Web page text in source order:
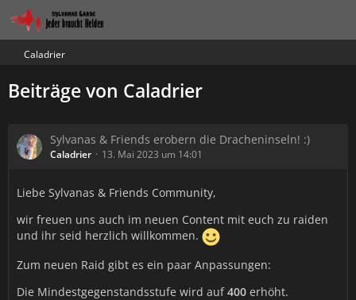
Caladrier
Beiträge von Caladrier
Sylvanas & Friends erobern die Dracheninseln! :)
Caladrier 13. Mai 2023 um 14:01
Liebe Sylvanas & Friends Community,
wir freuen uns auch im neuen Content mit euch zu raiden
und ihr seid herzlich willkommen.
Zum neuen Raid gibt es ein paar Anpassungen:
Die Mindestgegenstandsstufe wird auf400 erhöht.